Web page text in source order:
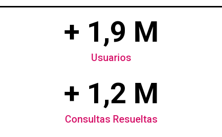
+ 1,9 M
Usuarios
+ 1,2 M
Consultas Resueltas